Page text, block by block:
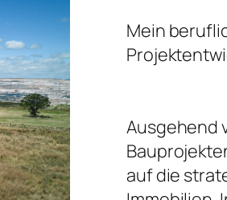
Mein
Ausgehend
auf die